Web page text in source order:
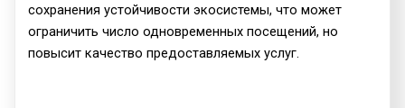
сохранения устойчивости экосистемы, что может
ограничить число одновременных посещений, но
повысит качество предоставляемых услуг.